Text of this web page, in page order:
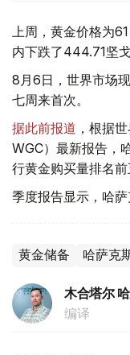
上周，黄金价格为
内下跌了444.71坚戈
8月6日，世界市场
七周来首次。
据此前报道 ，根据
WGC）最新报告，
行黄金购买量排名前
季度报告显示，哈萨
黄金储备 哈萨克
木合塔尔
编译